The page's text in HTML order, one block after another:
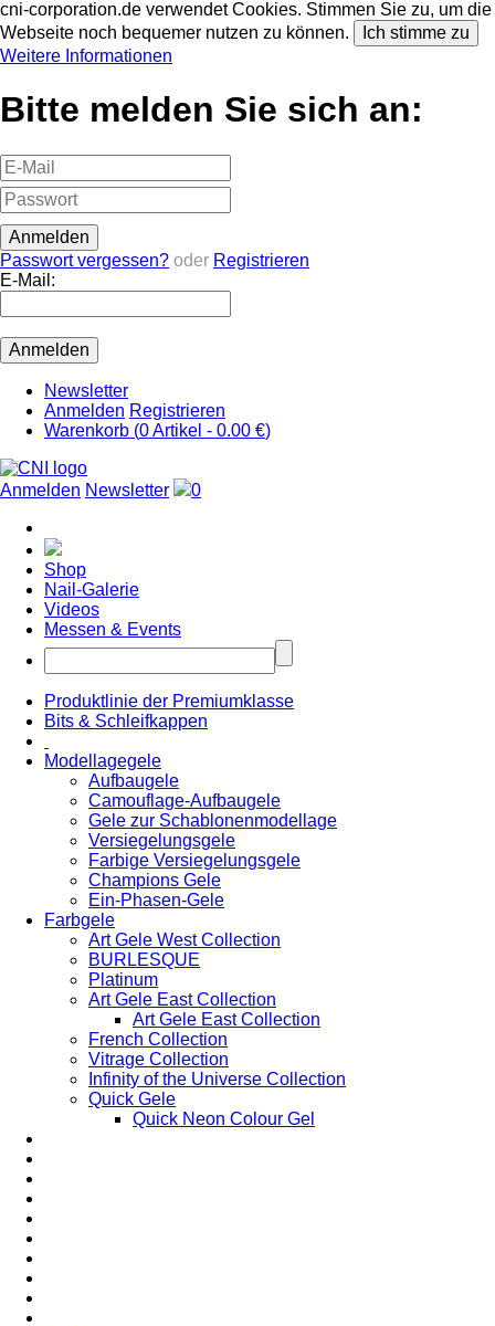
cni-corporation.de verwendet Cookies. Stimmen Sie zu, um die
Webseite noch bequemer nutzen zu können.
Ich stimme zu
Weitere Informationen
Bitte melden Sie sich an:
Passwort vergessen? oder Registrieren
E-Mail:
Newsletter
Anmelden Registrieren
Warenkorb (0Artikel - 0.00 €)
Anmelden Newsletter 0
Shop
Nail-Galerie
Videos
Messen & Events
Produktlinie der Premiumklasse
Bits & Schleifkappen
Modellagegele
Aufbaugele
Camouflage-Aufbaugele
Gele zur Schablonenmodellage
Versiegelungsgele
Farbige Versiegelungsgele
Champions Gele
Ein-Phasen-Gele
Farbgele
Art Gele West Collection
BURLESQUE
Platinum
Art Gele East Collection
Art Gele East Collection
French Collection
Vitrage Collection
Infinity of the Universe Collection
Quick Gele
Quick Neon Colour Gel